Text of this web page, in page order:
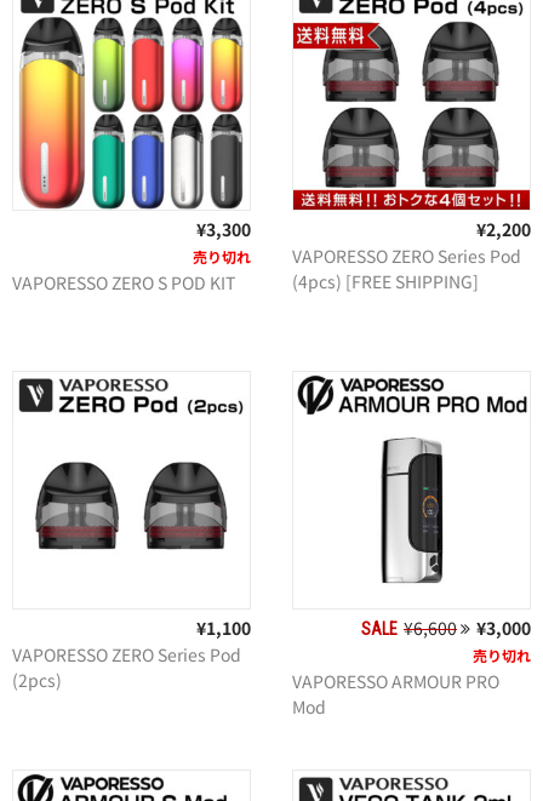
¥3,300
売り切れ
VAPORESSO ZERO S POD KIT
¥2,200
VAPORESSO ZERO Series Pod
(4pcs) [FREE SHIPPING]
¥1,100
VAPORESSO ZERO Series Pod
(2pcs)
SALE ¥6,600 ¥3,000
売り切れ
VAPORESSO ARMOUR PRO
Mod